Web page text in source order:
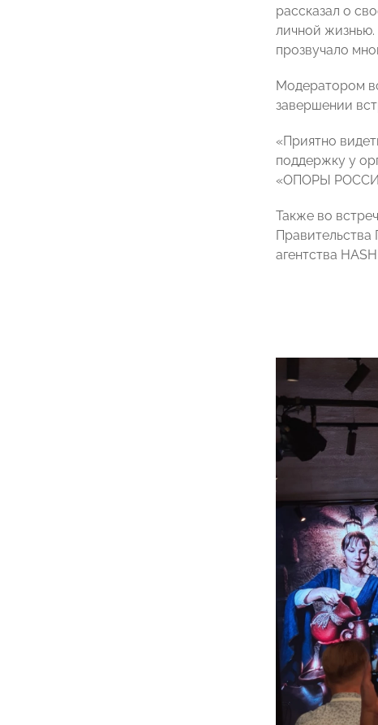
рассказал о
личной жизнью.
прозвучало
Модератором
завершении
«Приятно
поддержку у
«ОПОРЫ
Также во
агентства